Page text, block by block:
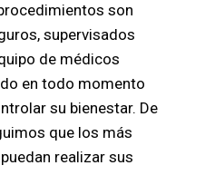
son
supervisados
de médicos
en todo momento
su bienestar. De
que los más
realizar sus